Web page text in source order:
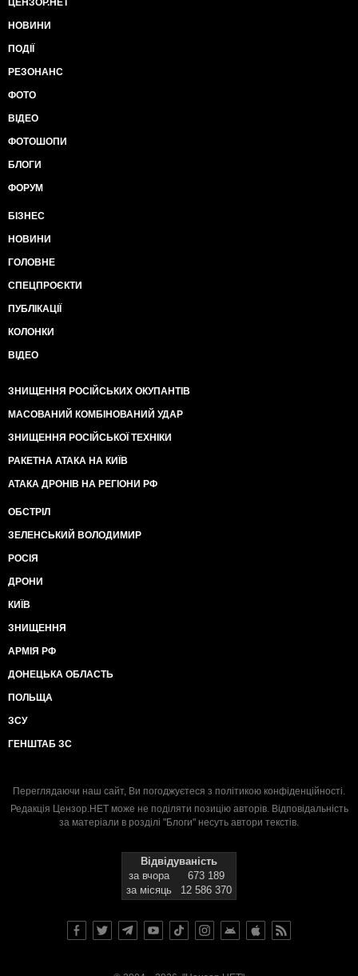
ЦЕНЗОР.НЕТ
НОВИНИ
ПОДІЇ
РЕЗОНАНС
ФОТО
ВІДЕО
ФОТОШОПИ
БЛОГИ
ФОРУМ
БІЗНЕС
НОВИНИ
ГОЛОВНЕ
СПЕЦПРОЄКТИ
ПУБЛІКАЦІЇ
КОЛОНКИ
ВІДЕО
ЗНИЩЕННЯ РОСІЙСЬКИХ ОКУПАНТІВ
МАСОВАНИЙ КОМБІНОВАНИЙ УДАР
ЗНИЩЕННЯ РОСІЙСЬКОЇ ТЕХНІКИ
РАКЕТНА АТАКА НА КИЇВ
АТАКА ДРОНІВ НА РЕГІОНИ РФ
ОБСТРІЛ
ЗЕЛЕНСЬКИЙ ВОЛОДИМИР
РОСІЯ
ДРОНИ
КИЇВ
ЗНИЩЕННЯ
АРМІЯ РФ
ДОНЕЦЬКА ОБЛАСТЬ
ПОЛЬЩА
ЗСУ
ГЕНШТАБ ЗС
Переглядаючи наш сайт, Ви погоджуєтеся з політикою конфіденційності.
Редакція Цензор.НЕТ може не поділяти позицію авторів. Відповідальність
за матеріали в розділі "Блоги" несуть автори текстів.
Відвідуваність
за вчора
673 189
за місяць
12 586 370